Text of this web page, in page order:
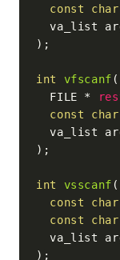
const
char
va_list
) ;
int vfscanf (
  FILE *
const
char
va_list
) ;
int vsscanf (
const
char
const
char
va_list
)